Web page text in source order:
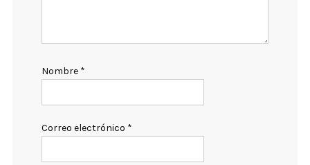
Nombre *
Correo electrónico *